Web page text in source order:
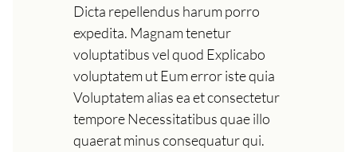
Dicta repellendus harum porro
expedita. Magnam tenetur
voluptatibus vel quod Explicabo
voluptatem ut Eum error iste quia
Voluptatem alias ea et consectetur
tempore Necessitatibus quae illo
quaerat minus consequatur qui.